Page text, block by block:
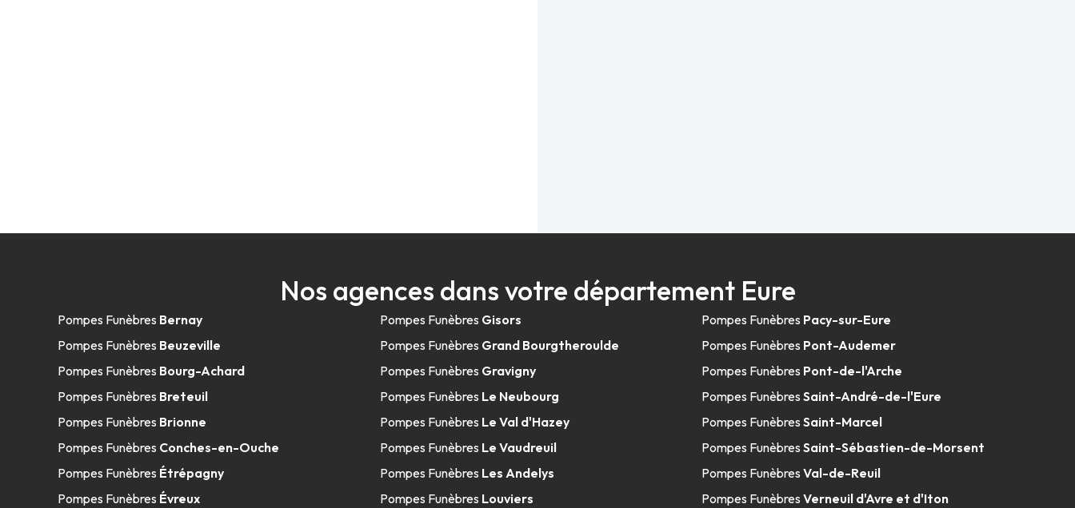
Nos agences dans votre département Eure
Pompes Funèbres Bernay
Pompes Funèbres Beuzeville
Pompes Funèbres Bourg-Achard
Pompes Funèbres Breteuil
Pompes Funèbres Brionne
Pompes Funèbres Conches-en-Ouche
Pompes Funèbres Étrépagny
Pompes Funèbres Évreux
Pompes Funèbres Gisors
Pompes Funèbres Grand Bourgtheroulde
Pompes Funèbres Gravigny
Pompes Funèbres Le Neubourg
Pompes Funèbres Le Val d'Hazey
Pompes Funèbres Le Vaudreuil
Pompes Funèbres Les Andelys
Pompes Funèbres Louviers
Pompes Funèbres Pacy-sur-Eure
Pompes Funèbres Pont-Audemer
Pompes Funèbres Pont-de-l'Arche
Pompes FunèbresSaint-André-de-l'Eure
Pompes FunèbresSaint-Marcel
Pompes FunèbresSaint-Sébastien-de-Morsent
Pompes FunèbresVal-de-Reuil
Pompes FunèbresVerneuil d'Avre et d'Iton